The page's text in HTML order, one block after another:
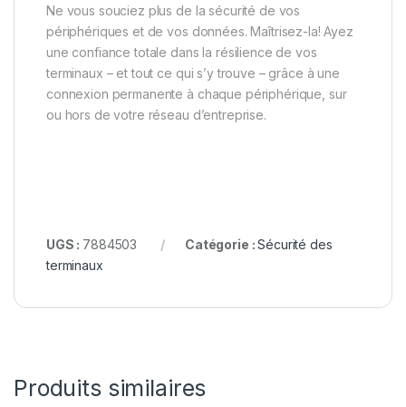
Ne vous souciez plus de la sécurité de vos
périphériques et de vos données. Maîtrisez-la! Ayez
une confiance totale dans la résilience de vos
terminaux – et tout ce qui s’y trouve – grâce à une
connexion permanente à chaque périphérique, sur
ou hors de votre réseau d’entreprise.
UGS : 7884503 Catégorie :Sécurité des
terminaux
Produits similaires